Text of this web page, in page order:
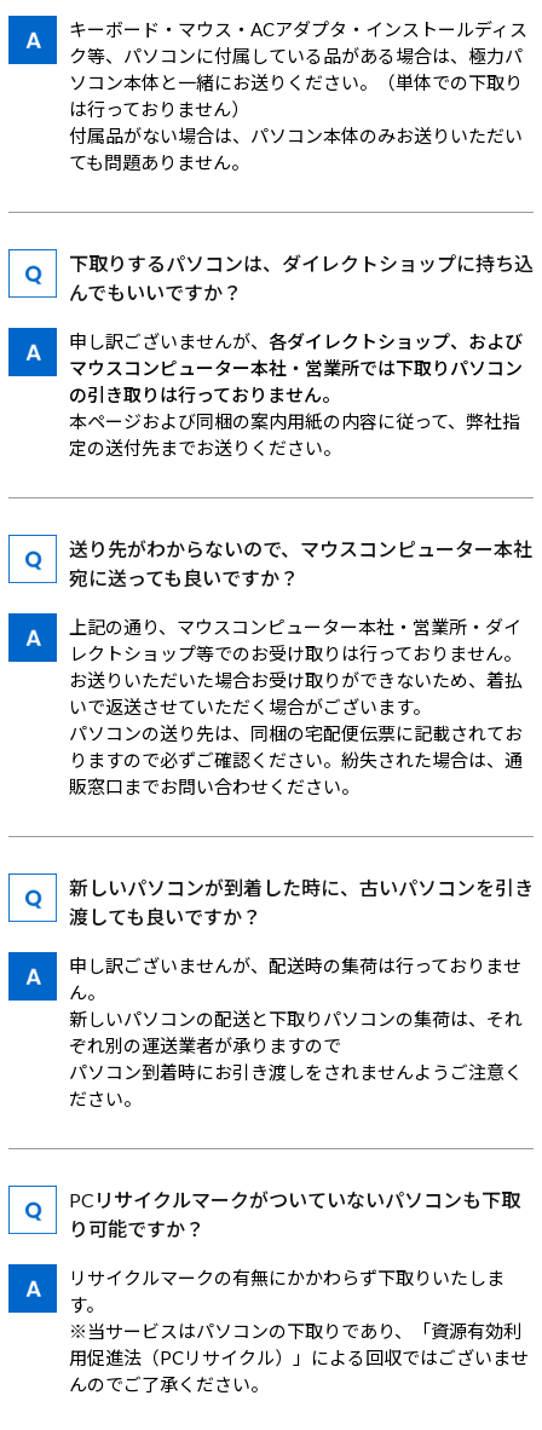
キーボード・マウス・ACアダプタ・インストールディス
ク等、パソコンに付属している品がある場合は、極力パ
ソコン本体と一緒にお送りください。（単体での下取り
は行っておりません）
付属品がない場合は、パソコン本体のみお送りいただい
ても問題ありません。
下取りするパソコンは、ダイレクトショップに持ち込
んでもいいですか？
申し訳ございませんが、 各ダイレクトショップ、および
マウスコンピューター本社・営業所では下取りパソコン
の引き取りは行っておりません。
本ページおよび同梱の案内用紙の内容に従って、弊社指
定の送付先までお送りください。
送り先がわからないので、マウスコンピューター本社
宛に送っても良いですか？
上記の通り、マウスコンピューター本社・営業所・ダイ
レクトショップ等でのお受け取りは行っておりません。
お送りいただいた場合お受け取りができないため、着払
いで返送させていただく場合がございます。
パソコンの送り先は、同梱の宅配便伝票に記載されてお
りますので必ずご確認ください。紛失された場合は、通
販窓口までお問い合わせください。
新しいパソコンが到着した時に、古いパソコンを引き
渡しても良いですか？
申し訳ございませんが、配送時の集荷は行っておりませ
ん。
新しいパソコンの配送と下取りパソコンの集荷は、それ
ぞれ別の運送業者が承りますので
パソコン到着時にお引き渡しをされませんようご注意く
ださい。
PCリサイクルマークがついていないパソコンも下取
り可能ですか？
リサイクルマークの有無にかかわらず下取りいたしま
す。
※当サービスはパソコンの下取りであり、「資源有効利
用促進法（PCリサイクル）」による回収ではございませ
んのでご了承ください。